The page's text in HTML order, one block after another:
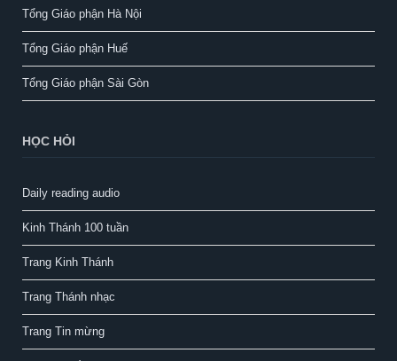
Tổng Giáo phận Hà Nội
Tổng Giáo phận Huế
Tổng Giáo phận Sài Gòn
HỌC HỎI
Daily reading audio
Kinh Thánh 100 tuần
Trang Kinh Thánh
Trang Thánh nhạc
Trang Tin mừng